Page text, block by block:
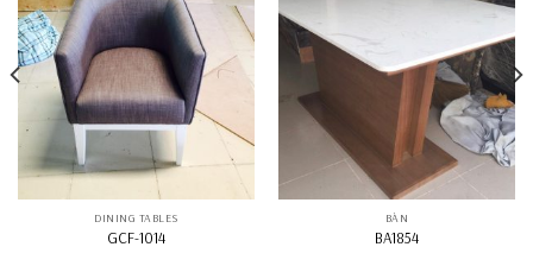
DINING TABLES
GCF-1014
BÀN
BA1854